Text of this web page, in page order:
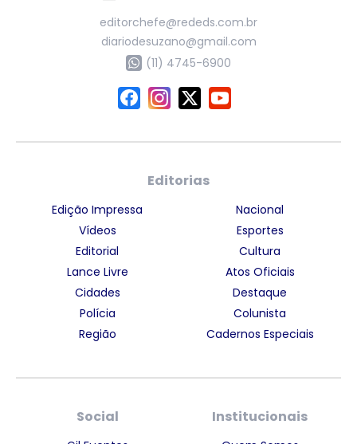
editorchefe@rededs.com.br
diariodesuzano@gmail.com
(11) 4745-6900
Editorias
Edição Impressa
Vídeos
Editorial
Lance Livre
Cidades
Polícia
Região
Nacional
Esportes
Cultura
Atos Oficiais
Destaque
Colunista
Cadernos Especiais
Social Institucionais